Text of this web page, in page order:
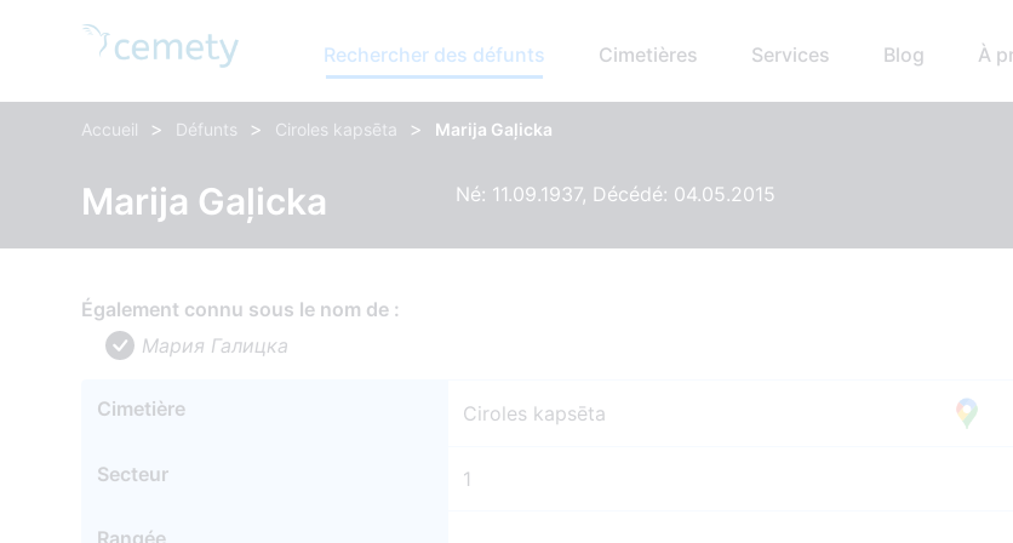
Rechercher des défunts Cimetières Services Blog À
Accueil > Défunts > Ciroles kapsēta > Marija Gaļicka
Marija Gaļicka Né: 11.09.1937, Décédé: 04.05.2015
Également connu sous le nom de :
Мария Галицка
Cimetière Ciroles kapsēta
Secteur 1